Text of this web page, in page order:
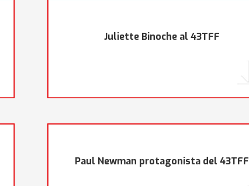
Juliette Binoche al 43TFF
Paul Newman protagonista del 43TFF